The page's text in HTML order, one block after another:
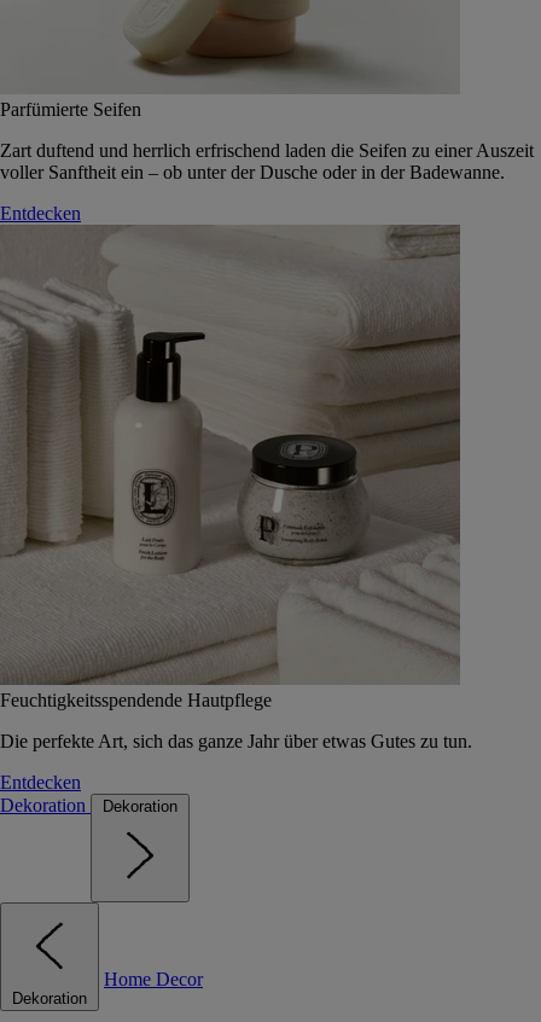
Parfümierte Seifen
Zart duftend und herrlich erfrischend laden die Seifen zu einer Auszeit
voller Sanftheit ein – ob unter der Dusche oder in der Badewanne.
Entdecken
Feuchtigkeitsspendende Hautpflege
Die perfekte Art, sich das ganze Jahr über etwas Gutes zu tun.
Entdecken
Dekoration
Dekoration
Dekoration
Home Decor